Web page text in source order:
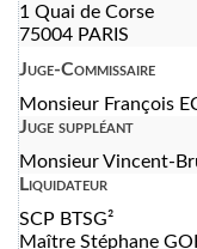
1 Quai de Corse
75004 PARIS
Juge-Commissaire
Monsieur François
Juge suppléant
Monsieur Vincent-
Liquidateur
SCP BTSG²
Maître Stéphane